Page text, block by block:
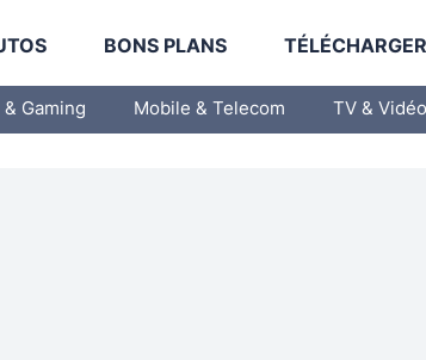
BONS PLANS
& Gaming Mobile & Telecom TV & Vidéo